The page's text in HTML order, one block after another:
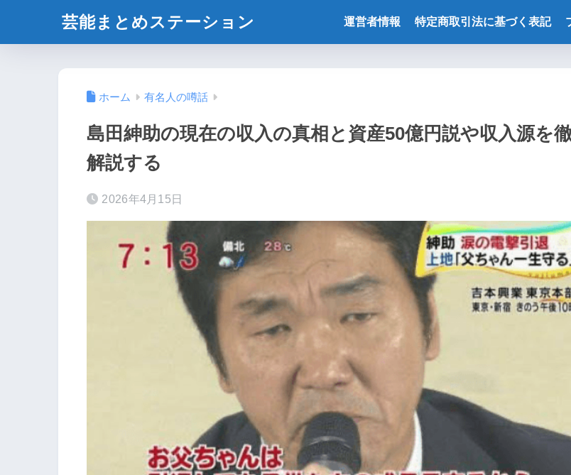
芸能まとめステーション 運営者情報 特定商取引法に基づく表記
ホーム 有名人の噂話
島田紳助の現在の収入の真相と資産50億円説や収入源を
解説する
2026年4月15日